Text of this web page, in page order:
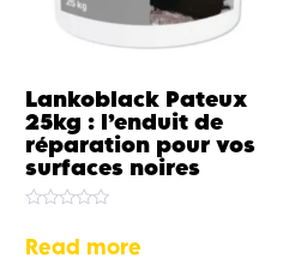
Lankoblack Pateux
25kg : l’enduit de
réparation pour vos
surfaces noires
0
out
Read more